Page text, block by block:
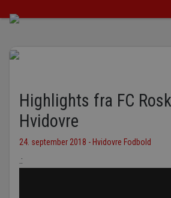
Highlights fra FC
Hvidovre
24. september 2018 - Hvidovre Fodbold
.: